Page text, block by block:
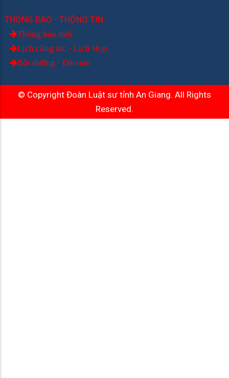
THÔNG BÁO - THÔNG TIN
Thông báo mới
Lịch công tác - Lịch Họp
Bồi dưỡng - Đào tạo
© Copyright Đoàn Luật sư tỉnh An Giang. All Rights
Reserved.